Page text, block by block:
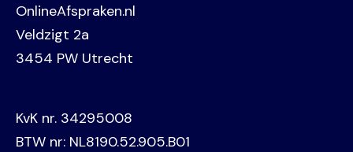
OnlineAfspraken.nl
Veldzigt 2a
3454 PW Utrecht
KvK nr. 34295008
BTW nr: NL8190.52.905.B01